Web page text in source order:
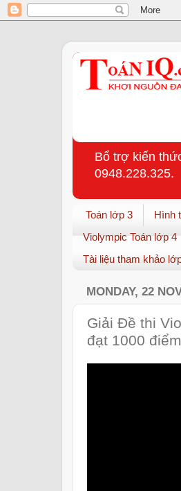
Bổ trợ kiến
0948.228.325.
Toán lớp 3 Hình
Violympic Toán lớp 4
Tài liệu tham khảo
MONDAY, 22
Giải Đề thi
đạt 1000 điểm